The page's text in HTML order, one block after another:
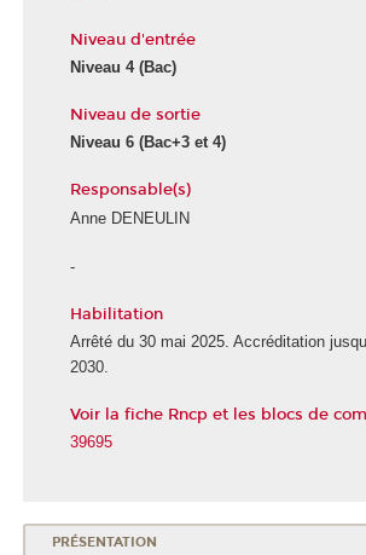
Niveau d'entrée
Niveau 4 (Bac)
Niveau de sortie
Niveau 6 (Bac+3 et 4)
Responsable(s)
Anne DENEULIN
-
Habilitation
Arrêté du 30 mai 2025. Accréditation
2030.
Voir la fiche Rncp et les blocs de
39695
PRÉSENTATION